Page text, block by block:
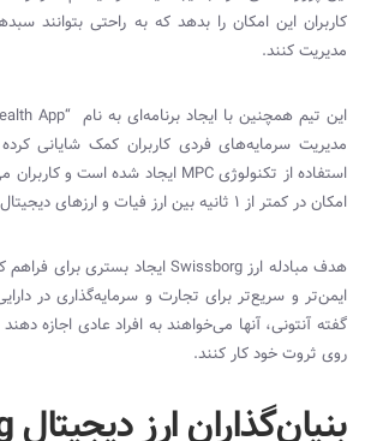
کاربران این امکان را بدهد که به راحتی بتوانند
مدیریت کنند.
این تیم همچنین با ایجاد برنامه‌ای به نام “App
مدیریت سرمایه‌های فردی کاربران کمک شایانی
استفاده از تکنولوژیMPC ایجاد شده است و کاربران
امکان در کمتر از ۱ ثانیه بین ارز فیات و ارزهای دیجیتال تبادل داشته باشند.
هدف مبادله ارزSwissborgایجاد بستری برای
ایمن‌تر و سریعتر برای تجارت و سرمایه‌گذاری در
گفته آنتونی، آنها می‌خواهند به افراد عادی اجازه
روی ثروت خود کار کنند.
بنیان‌گذاران ارز دیجیتال Swissborg